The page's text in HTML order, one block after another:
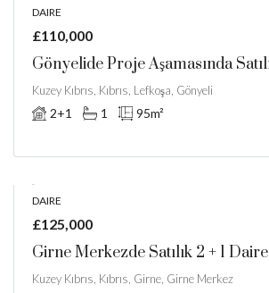
DAIRE
£110,000
Kuzey Kıbrıs, Kıbrıs, Lefkoşa, Gönyeli
2+1 1 95m²
DAIRE
£125,000
Girne Merkezde Satılık 2 + 1 Daire
Kuzey Kıbrıs, Kıbrıs, Girne, Girne Merkez